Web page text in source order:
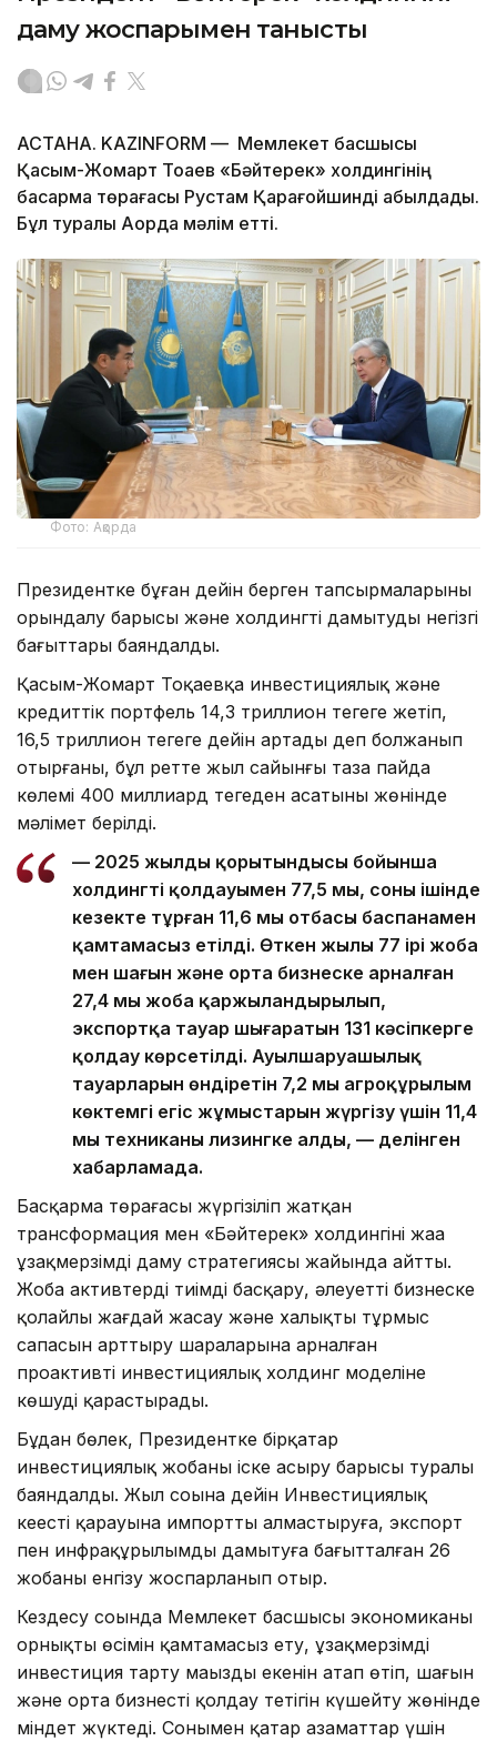
даму жоспарымен танысты
АСТАНА. KAZINFORM — Мемлекет басшысы
Қасым-Жомарт Тоқаев «Бәйтерек» холдингінің
басқарма төрағасы Рустам Қарағойшинді қабылдады.
Бұл туралы Ақорда мәлім етті.
Фото: Ақорда
Президентке бұған дейін берген тапсырмаларының
орындалу барысы және холдингті дамытудың негізгі
бағыттары баяндалды.
Қасым-Жомарт Тоқаевқа инвестициялық және
кредиттік портфель 14,3 триллион теңгеге жетіп,
16,5 триллион теңгеге дейін артады деп болжанып
отырғаны, бұл ретте жыл сайынғы таза пайда
көлемі 400 миллиард теңгеден асатыны жөнінде
мәлімет берілді.
— 2025 жылдың қорытындысы бойынша
холдингтің қолдауымен 77,5 мың, соның ішінде
кезекте тұрған 11,6 мың отбасы баспанамен
қамтамасыз етілді. Өткен жылы 77 ірі жоба
мен шағын және орта бизнеске арналған
27,4 мың жоба қаржыландырылып,
экспортқа тауар шығаратын 131 кәсіпкерге
қолдау көрсетілді. Ауылшаруашылық
тауарларын өндіретін 7,2 мың агроқұрылым
көктемгі егіс жұмыстарын жүргізу үшін 11,4
мың техниканы лизингке алды, — делінген
хабарламада.
Басқарма төрағасы жүргізіліп жатқан
трансформация мен «Бәйтерек» холдингінің жаңа
ұзақмерзімді даму стратегиясы жайында айтты.
Жоба активтерді тиімді басқару, әлеуетті бизнеске
қолайлы жағдай жасау және халықтың тұрмыс
сапасын арттыру шараларына арналған
проактивті инвестициялық холдинг моделіне
көшуді қарастырады.
Бұдан бөлек, Президентке бірқатар
инвестициялық жобаны іске асыру барысы туралы
баяндалды. Жыл соңына дейін Инвестициялық
кеңестің қарауына импортты алмастыруға, экспорт
пен инфрақұрылымды дамытуға бағытталған 26
жобаны енгізу жоспарланып отыр.
Кездесу соңында Мемлекет басшысы экономиканың
орнықты өсімін қамтамасыз ету, ұзақмерзімді
инвестиция тарту маңызды екенін атап өтіп, шағын
және орта бизнесті қолдау тетігін күшейту жөнінде
міндет жүктеді. Сонымен қатар азаматтар үшін